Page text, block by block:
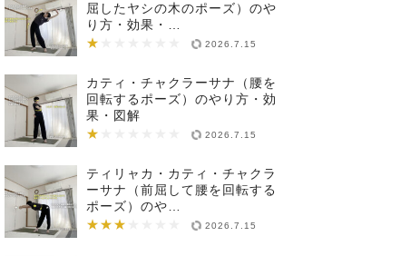
屈したヤシの木のポーズ）のや
り方・効果・…
★
★★★★★★★ 2026.7.15
カティ・チャクラーサナ（腰を
回転するポーズ）のやり方・効
果・図解
★
★★★★★★★ 2026.7.15
ティリャカ・カティ・チャクラ
ーサナ（前屈して腰を回転する
ポーズ）のや…
★★★
★★★★★★★ 2026.7.15